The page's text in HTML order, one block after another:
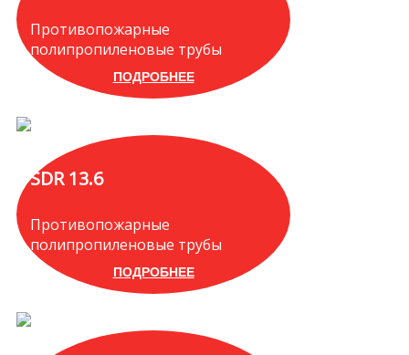
Противопожарные
полипропиленовые трубы
ПОДРОБНЕЕ
SDR 13.6
Противопожарные
полипропиленовые трубы
ПОДРОБНЕЕ